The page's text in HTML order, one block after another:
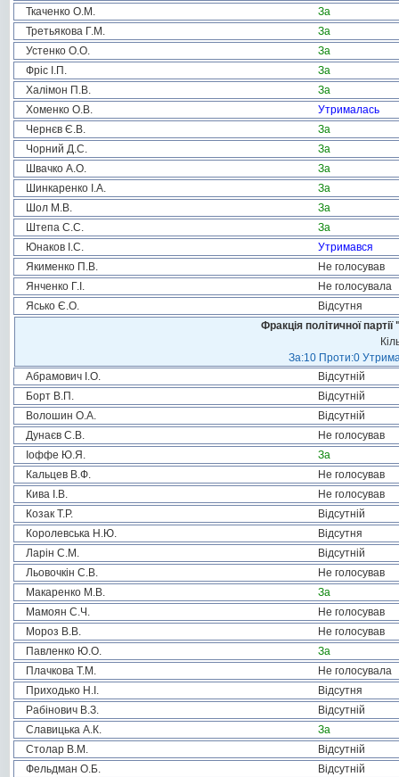
Ткаченко О.М.
За
Третьякова Г.М.
За
Устенко О.О.
За
Фріс І.П.
За
Халімон П.В.
За
Хоменко О.В.
Утрималась
Чернєв Є.В.
За
Чорний Д.С.
За
Швачко А.О.
За
Шинкаренко І.А.
За
Шол М.В.
За
Штепа С.С.
За
Юнаков І.С.
Утримався
Якименко П.В.
Не голосував
Янченко Г.І.
Не голосувала
Ясько Є.О.
Відсутня
Фракція політичної
За:10 Проти:0
Абрамович І.О.
Відсутній
Борт В.П.
Відсутній
Волошин О.А.
Відсутній
Дунаєв С.В.
Не голосував
Іоффе Ю.Я.
За
Кальцев В.Ф.
Не голосував
Кива І.В.
Не голосував
Козак Т.Р.
Відсутній
Королевська Н.Ю.
Відсутня
Ларін С.М.
Відсутній
Льовочкін С.В.
Не голосував
Макаренко М.В.
За
Мамоян С.Ч.
Не голосував
Мороз В.В.
Не голосував
Павленко Ю.О.
За
Плачкова Т.М.
Не голосувала
Приходько Н.І.
Відсутня
Рабінович В.З.
Відсутній
Славицька А.К.
За
Столар В.М.
Відсутній
Фельдман О.Б.
Відсутній